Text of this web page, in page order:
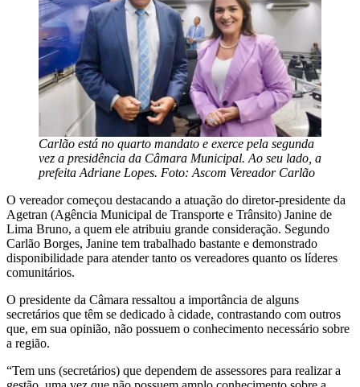
Carlão está no quarto mandato e exerce pela segunda
vez a presidência da Câmara Municipal. Ao seu lado, a
prefeita Adriane Lopes. Foto: Ascom Vereador Carlão
O vereador começou destacando a atuação do diretor-presidente da
Agetran (Agência Municipal de Transporte e Trânsito) Janine de
Lima Bruno, a quem ele atribuiu grande consideração. Segundo
Carlão Borges, Janine tem trabalhado bastante e demonstrado
disponibilidade para atender tanto os vereadores quanto os líderes
comunitários.
O presidente da Câmara ressaltou a importância de alguns
secretários que têm se dedicado à cidade, contrastando com outros
que, em sua opinião, não possuem o conhecimento necessário sobre
a região.
“Tem uns (secretários) que dependem de assessores para realizar a